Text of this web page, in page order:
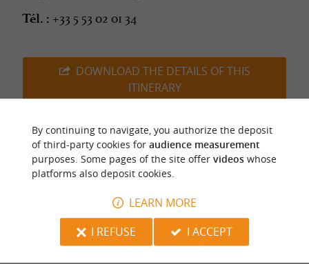
Tél. : +33 5 53 02 01 34
DOWNLOAD THE DETAILS OF THIS
ITINERARY
Last update :07/11/2024 à 07:57:57
Photo credit :@Sirtaqui Cf. Service Départemental du
By continuing to navigate, you authorize the deposit
of third-party cookies for audience measurement
purposes. Some pages of the site offer videoswhose
platforms also deposit cookies.
LEARN MORE
I REFUSE
I ACCEPT